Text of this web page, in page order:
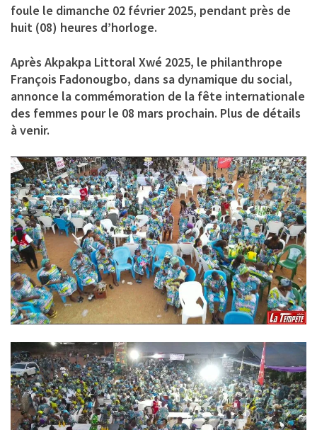
foule le dimanche 02 février 2025, pendant près de
huit (08) heures d’horloge.
Après Akpakpa Littoral Xwé 2025, le philanthrope
François Fadonougbo, dans sa dynamique du social,
annonce la commémoration de la fête internationale
des femmes pour le 08 mars prochain. Plus de détails
à venir.